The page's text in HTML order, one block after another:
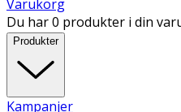
Varukorg
Du har 0 produkter i din
Produkter
Kampanjer